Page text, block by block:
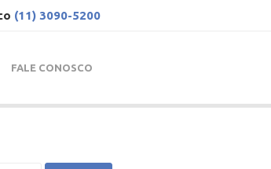
(11) 3090-5200
FALE CONOSCO